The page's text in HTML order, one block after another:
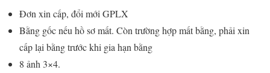
Đơn xin cấp, đổi mới GPLX
Bằng gốc nếu hồ sơ mất. Còn trường hợp mất bằng, phải xin
cấp lại bằng trước khi gia hạn bằng
8 ảnh 3×4.